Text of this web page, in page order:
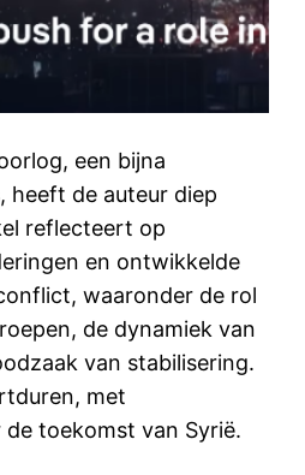
een bijna
heeft de auteur diep
reflecteert op
en ontwikkelde
waaronder de rol
de dynamiek van
van stabilisering.
met
toekomst van Syrië.